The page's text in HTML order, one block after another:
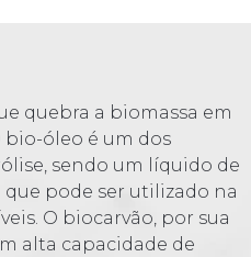
quebra a biomassa em
bio-óleo é um dos
sendo um líquido de
pode ser utilizado na
O biocarvão, por sua
alta capacidade de